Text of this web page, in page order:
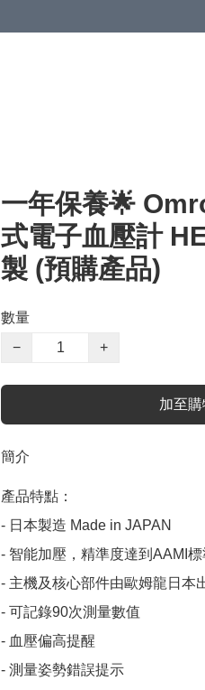
一年保養🌟
式電子血壓計
製 (預購產品)
數量
−
+
加至
簡介
產品特點：
- 日本製造 Made in JAPAN
- 智能加壓，精準度達到AAMI標
- 主機及核心部件由歐姆龍日本
- 可記錄90次測量數值
- 血壓偏高提醒
- 測量姿勢錯誤提示